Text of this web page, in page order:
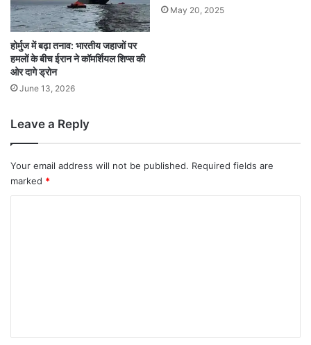
होर्मुज में बढ़ा तनाव: भारतीय जहाजों पर
हमलों के बीच ईरान ने कॉमर्शियल शिप्स की
ओर दागे ड्रोन
June 13, 2026
May 20, 2025
Leave a Reply
Your email address will not be published. Required fields are
marked *